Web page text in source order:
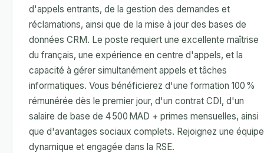
d'appels entrants, de la gestion des demandes et
réclamations, ainsi que de la mise à jour des bases de
données CRM. Le poste requiert une excellente maîtrise
du français, une expérience en centre d'appels, et la
capacité à gérer simultanément appels et tâches
informatiques. Vous bénéficierez d'une formation 100 %
rémunérée dès le premier jour, d'un contrat CDI, d'un
salaire de base de 4 500 MAD + primes mensuelles, ainsi
que d'avantages sociaux complets. Rejoignez une équipe
dynamique et engagée dans la RSE.